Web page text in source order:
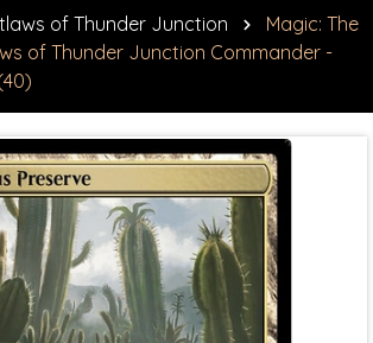
of Thunder Junction
Magic: The
of Thunder Junction Commander -